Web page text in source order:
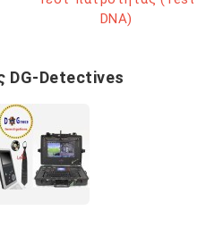
DNA)
DG-Detectives